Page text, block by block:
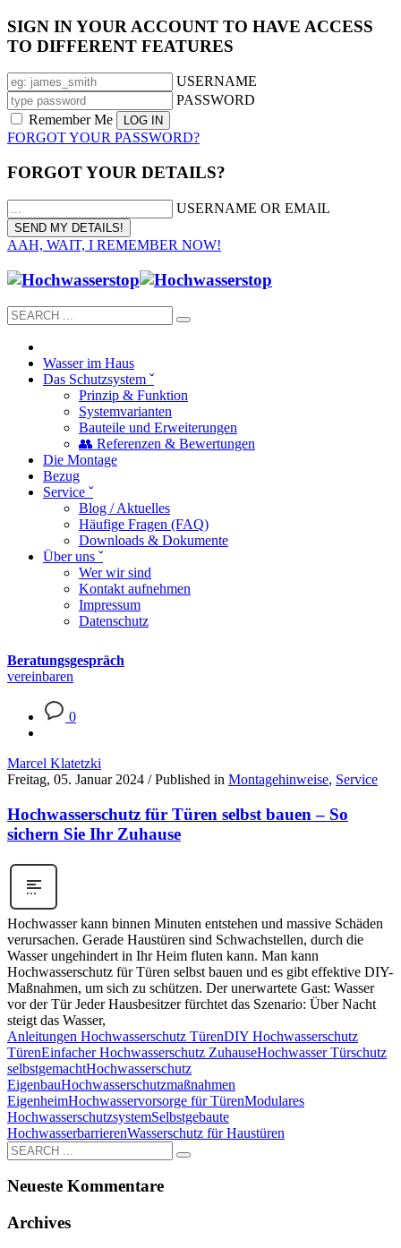
SIGN IN YOUR ACCOUNT TO HAVE ACCESS
TO DIFFERENT FEATURES
USERNAME
PASSWORD
Remember Me
FORGOT YOUR PASSWORD?
FORGOT YOUR DETAILS?
USERNAME OR EMAIL
AAH, WAIT, I REMEMBER NOW!
Wasser im Haus
Das Schutzsystem ˇ
Prinzip & Funktion
Systemvarianten
Bauteile und Erweiterungen
👥 Referenzen & Bewertungen
Die Montage
Bezug
Service ˇ
Blog / Aktuelles
Häufige Fragen (FAQ)
Downloads & Dokumente
Über uns ˇ
Wer wir sind
Kontakt aufnehmen
Impressum
Datenschutz
Beratungsgespräch
vereinbaren
0
Marcel Klatetzki
Freitag, 05. Januar 2024 / Published in Montagehinweise, Service
Hochwasserschutz für Türen selbst bauen – So
sichern Sie Ihr Zuhause
Hochwasser kann binnen Minuten entstehen und massive Schäden
verursachen. Gerade Haustüren sind Schwachstellen, durch die
Wasser ungehindert in Ihr Heim fluten kann. Man kann
Hochwasserschutz für Türen selbst bauen und es gibt effektive DIY-
Maßnahmen, um sich zu schützen. Der unerwartete Gast: Wasser
vor der Tür Jeder Hausbesitzer fürchtet das Szenario: Über Nacht
steigt das Wasser,
Anleitungen Hochwasserschutz TürenDIY Hochwasserschutz
TürenEinfacher Hochwasserschutz ZuhauseHochwasser Türschutz
selbstgemachtHochwasserschutz
EigenbauHochwasserschutzmaßnahmen
EigenheimHochwasservorsorge für TürenModulares
HochwasserschutzsystemSelbstgebaute
HochwasserbarrierenWasserschutz für Haustüren
Neueste Kommentare
Archives